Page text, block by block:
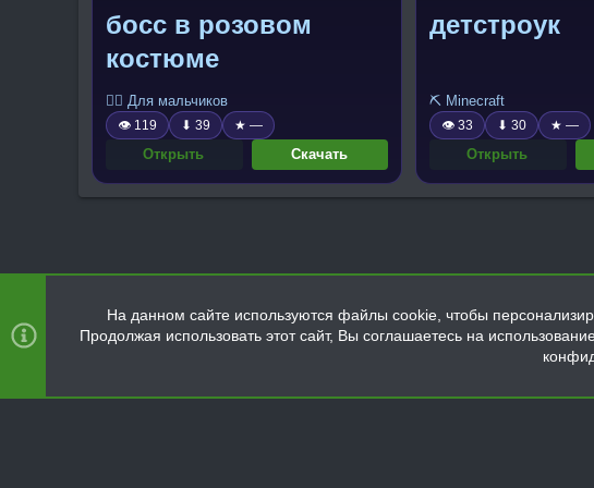
босс в розовом
костюме
🧍‍♂️ Для мальчиков
👁 119 ⬇ 39 ★ —
Открыть Скачать
детстроук
⛏️ Minecraft
👁 33 ⬇ 30 ★ —
Открыть
На данном сайте используются файлы cookie, чтобы
Продолжая использовать этот сайт, Вы соглашаетесь на